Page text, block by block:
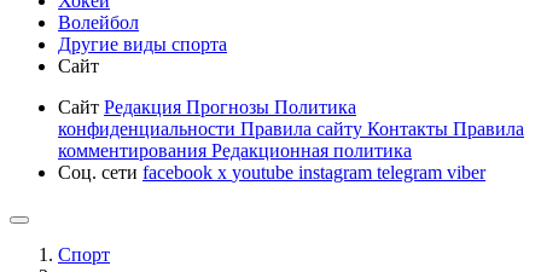
Волейбол
Другие виды спорта
Сайт
Сайт Редакция Прогнозы Политика
конфиденциальности Правила сайту Контакты Правила
комментирования Редакционная политика
Соц. сети facebook x youtube instagram telegram viber
Спорт